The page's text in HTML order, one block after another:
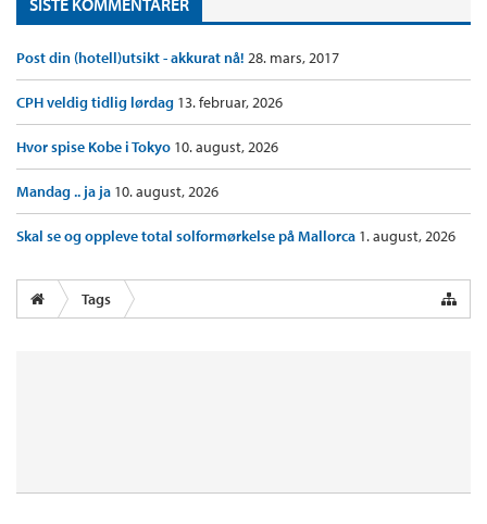
SISTE KOMMENTARER
Post din (hotell)utsikt - akkurat nå! 28. mars, 2017
CPH veldig tidlig lørdag 13. februar, 2026
Hvor spise Kobe i Tokyo 10. august, 2026
Mandag .. ja ja 10. august, 2026
Skal se og oppleve total solformørkelse på Mallorca 1. august, 2026
Tags